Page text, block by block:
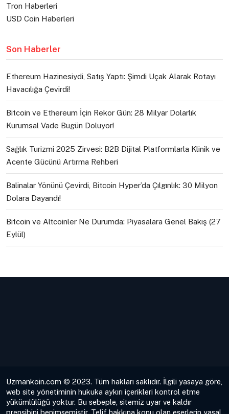
Tron Haberleri
USD Coin Haberleri
Son Haberler
Ethereum Hazinesiydi, Satış Yaptı: Şimdi Uçak Alarak Rotayı
Havacılığa Çevirdi!
Bitcoin ve Ethereum İçin Rekor Gün: 28 Milyar Dolarlık
Kurumsal Vade Bugün Doluyor!
Sağlık Turizmi 2025 Zirvesi: B2B Dijital Platformlarla Klinik ve
Acente Gücünü Artırma Rehberi
Balinalar Yönünü Çevirdi, Bitcoin Hyper’da Çılgınlık: 30 Milyon
Dolara Dayandı!
Bitcoin ve Altcoinler Ne Durumda: Piyasalara Genel Bakış (27
Eylül)
Uzmankoin.com © 2023. Tüm hakları saklıdır. İlgili yasaya göre,
web site yönetiminin hukuka aykırı içerikleri kontrol etme
yükümlülüğü yoktur. Bu sebeple, sitemiz uyar ve kaldır
prensibini benimsemiştir. Telif hakkına konu olan eserlerin yasal